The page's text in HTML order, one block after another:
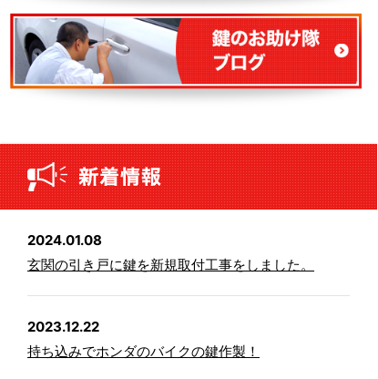
2024.01.08
玄関の引き戸に鍵を新規取付工事をしました。
2023.12.22
持ち込みでホンダのバイクの鍵作製！